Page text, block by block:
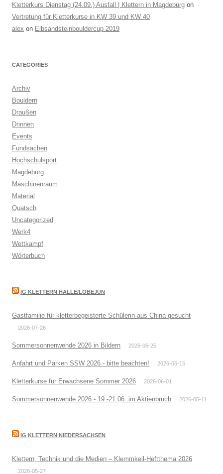
Kletterkurs Dienstag (24.09.) Ausfall | Klettern in Magdeburg on
Vertretung für Kletterkurse in KW 39 und KW 40
alex on Elbsandsteinbouldercup 2019
CATEGORIES
Archiv
Bouldern
Draußen
Drinnen
Events
Fundsachen
Hochschulsport
Magdeburg
Maschinenraum
Material
Quatsch
Uncategorized
Werk4
Wettkampf
Wörterbuch
IG KLETTERN HALLE/LÖBEJÜN
Gastfamilie für kletterbegeisterte Schülerin aus China gesucht
2026-07-26
Sommersonnenwende 2026 in Bildern 2026-06-25
Anfahrt und Parken SSW 2026 - bitte beachten! 2026-06-15
Kletterkurse für Erwachsene Sommer 2026 2026-06-01
Sommersonnenwende 2026 - 19.-21.06. im Aktienbruch 2026-05-11
IG KLETTERN NIEDERSACHSEN
Klettern, Technik und die Medien – Klemmkeil-Heftthema 2026
2026-05-27